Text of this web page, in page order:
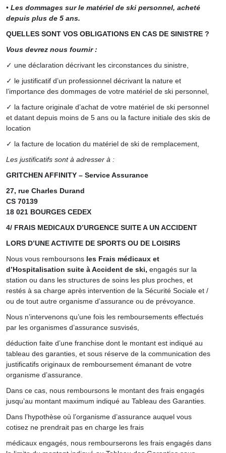
• Les dommages sur le matériel de ski personnel, acheté
depuis plus de 5 ans.
QUELLES SONT VOS OBLIGATIONS EN CAS DE SINISTRE ?
Vous devrez nous fournir :
✓ une déclaration décrivant les circonstances du sinistre,
✓ le justificatif d’un professionnel décrivant la nature et
l’importance des dommages de votre matériel de ski personnel,
✓ la facture originale d’achat de votre matériel de ski personnel
et datant depuis moins de 5 ans ou la facture initiale des skis de
location
✓ la facture de location du matériel de ski de remplacement,
Les justificatifs sont à adresser à :
GRITCHEN AFFINITY – Service Assurance
27, rue Charles Durand
CS 70139
18 021 BOURGES CEDEX
4/ FRAIS MEDICAUX D’URGENCE SUITE A UN ACCIDENT
LORS D’UNE ACTIVITE DE SPORTS OU DE LOISIRS
Nous vous remboursons les Frais médicaux et
d’Hospitalisation suite à Accident de ski, engagés sur la
station ou dans les structures de soins les plus proches, et
restés à sa charge après intervention de la Sécurité Sociale et /
ou de tout autre organisme d’assurance ou de prévoyance.
Nous n’intervenons qu’une fois les remboursements effectués
par les organismes d’assurance susvisés,
déduction faite d’une franchise dont le montant est indiqué au
tableau des garanties, et sous réserve de la communication des
justificatifs originaux de remboursement émanant de votre
organisme d’assurance.
Dans ce cas, nous remboursons le montant des frais engagés
jusqu’au montant maximum indiqué au Tableau des Garanties.
Dans l’hypothèse où l’organisme d’assurance auquel vous
cotisez ne prendrait pas en charge les frais
médicaux engagés, nous rembourserons les frais engagés dans